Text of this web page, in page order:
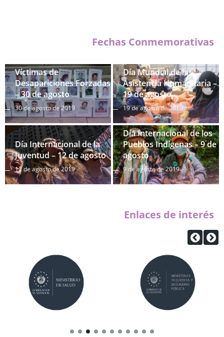
Fechas Conmemorativas
Víctimas de
Desapariciones Forzadas
– 30 de agosto
30 de agosto de 2019
Día Mundial de la
Asistencia Humanitaria –
19 de agosto
19 de agosto de 2019
Día Internacional de la
Juventud – 12 de agosto
12 de agosto de 2019
Día Internacional de los
Pueblos Indígenas – 9 de
agosto
9 de agosto de 2019
Enlaces de interés